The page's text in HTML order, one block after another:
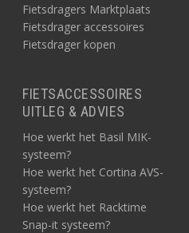
Fietsdragers Marktplaats
Fietsdrager accessoires
Fietsdrager kopen
FIETSACCESSOIRES
UITLEG & ADVIES
Hoe werkt het Basil MIK-
systeem?
Hoe werkt het Cortina AVS-
systeem?
Hoe werkt het Racktime
Snap-it systeem?